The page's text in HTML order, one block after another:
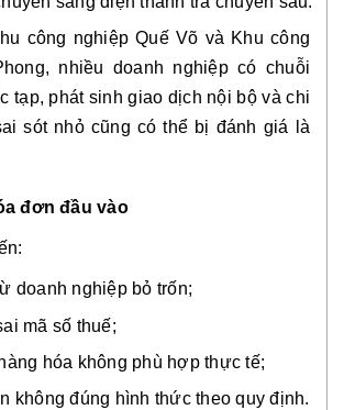
công nghiệp Quế Võ và Khu công
nhiều doanh nghiệp có chuỗi
tạp, phát sinh giao dịch nội bộ và chi
sót nhỏ cũng có thể bị đánh giá là
đơn đầu vào
doanh nghiệp bỏ trốn;
mã số thuế;
hóa không phù hợp thực tế;
không đúng hình thức theo quy định.